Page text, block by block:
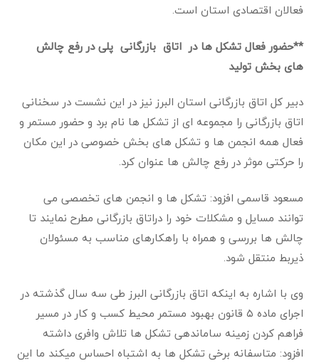
فعالان اقتصادی استان است.
**حضور فعال تشکل ها در اتاق بازرگانی پلی در رفع چالش
های بخش تولید
دبیر كل اتاق بازرگانی استان البرز نیز در این نشست در سخنانی
اتاق بازرگانی را مجموعه ای از تشکل ها نام برد و حضور مستمر و
فعال همه انجمن ها و تشکل های بخش خصوصی در این مکان
را حرکتی موثر در رفع چالش ها عنوان کرد.
مسعود قاسمی افزود: تشکل ها و انجمن های تخصصی می
توانند مسایل و مشکلات خود را دراتاق بازرگانی مطرح نمایند تا
چالش ها بررسی و همراه با راهکارهای مناسب به مسئولان
ذیربط منتقل شود.
وی با اشاره به اینکه اتاق بازرگانی البرز طی سه سال گذشته در
اجرای ماده ۵ قانون بهبود مستمر محیط کسب و کار در مسیر
فراهم کردن زمینه ساماندهی تشکل ها تلاش وافری داشته
افزود: متاسفانه برخی تشکل ها به اشتباه احساس میکند ما این